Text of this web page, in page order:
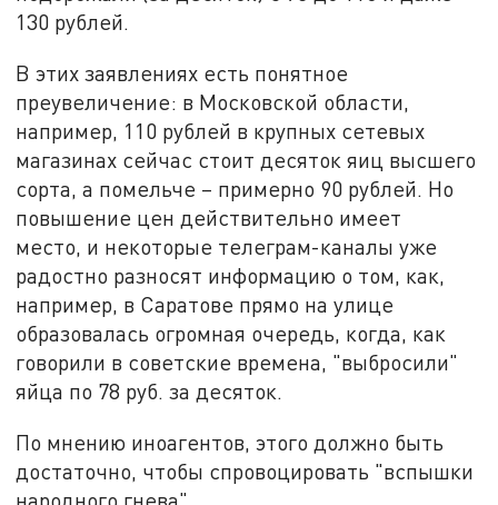
130 рублей.
В этих заявлениях есть понятное
преувеличение: в Московской области,
например, 110 рублей в крупных сетевых
магазинах сейчас стоит десяток яиц высшего
сорта, а помельче – примерно 90 рублей. Но
повышение цен действительно имеет
место, и некоторые телеграм-каналы уже
радостно разносят информацию о том, как,
например, в Саратове прямо на улице
образовалась огромная очередь, когда, как
говорили в советские времена, "выбросили"
яйца по 78 руб. за десяток.
По мнению иноагентов, этого должно быть
достаточно, чтобы спровоцировать "вспышки
народного гнева".